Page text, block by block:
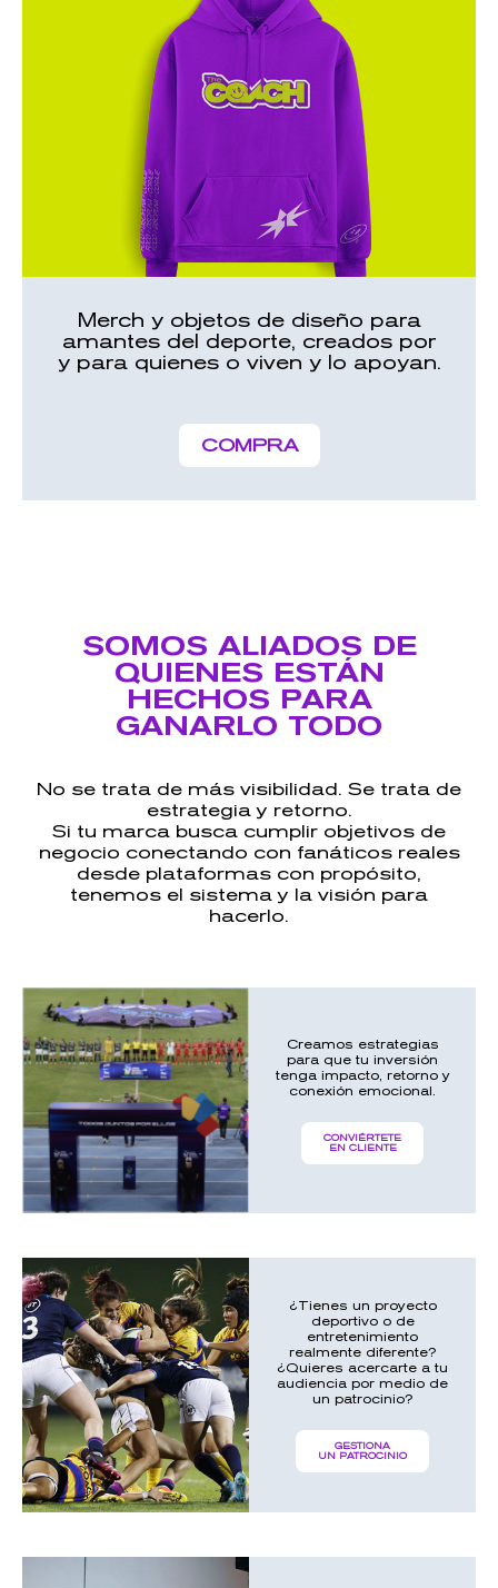
Merch y objetos de diseño para
amantes del deporte, creados por
y para quienes o viven y lo apoyan.
COMPRA
SOMOS ALIADOS DE
QUIENES ESTÁN
HECHOS PARA
GANARLO TODO
No se trata de más visibilidad. Se trata de
estrategia y retorno.
Si tu marca busca cumplir objetivos de
negocio conectando con fanáticos reales
desde plataformas con propósito,
tenemos el sistema y la visión para
hacerlo.
Creamos estrategias
para que tu inversión
tenga impacto, retorno y
conexión emocional.
CONVIÉRTETE
EN CLIENTE
¿Tienes un proyecto
deportivo o de
entretenimiento
realmente diferente?
¿Quieres acercarte a tu
audiencia por medio de
un patrocinio?
GESTIONA
UN PATROCINIO